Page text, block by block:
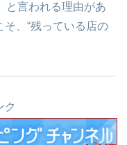
と言われる理由があ
、“残っている店の
ク